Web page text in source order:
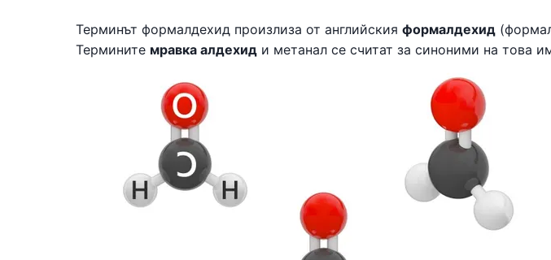
Терминът формалдехид произлиза от английския формалдехид
Термините мравка алдехид и метанал се считат за синоними на това